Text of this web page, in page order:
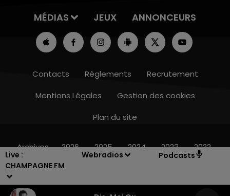
Live :
CHAMPAGNE FM
Webradios Podcasts
15h00 - 19h00
MÉDIAS
JEUX ANNONCEURS
Contacts Règlements
Recrutement
Mentions Légales
Gestion des cookies
Plan du site
Archives 2026 2025 2024 2023 2022